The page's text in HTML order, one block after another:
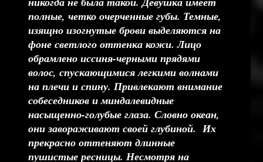
полные, четко очерченные губы. Темные,
изящно изогнутые брови выделяются на
фоне светлого оттенка кожи. Лицо
обрамлено иссиня-черными прядями
волос, спускающимися легкими волнами
на плечи и спину. Привлекают внимание
собеседников и миндалевидные
насыщенно-голубые глаза. Словно океан,
они завораживают своей глубиной. Их
прекрасно оттеняют длинные
пушистые ресницы. Несмотря на